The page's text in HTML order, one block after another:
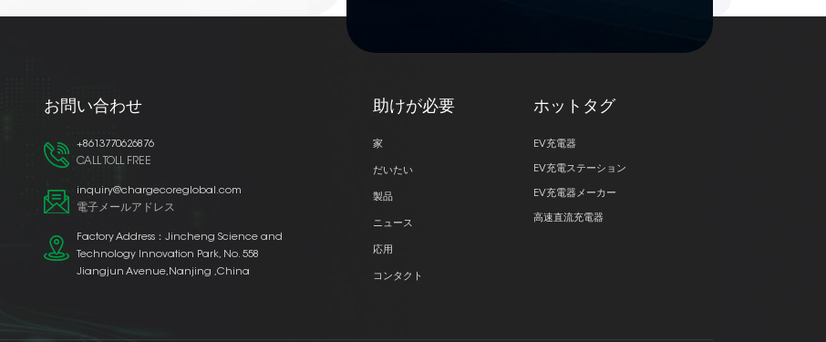
お問い合わせ
+8613770626876
CALL TOLL FREE
inquiry@chargecoreglobal.com
電子メールアドレス
Factory Address：Jincheng Science and
Technology Innovation Park, No. 558
Jiangjun Avenue,Nanjing ,China
助けが必要
家
だいたい
製品
ニュース
応用
コンタクト
ホットタグ
EV充電器
EV充電ステーション
EV充電器メーカー
高速直流充電器